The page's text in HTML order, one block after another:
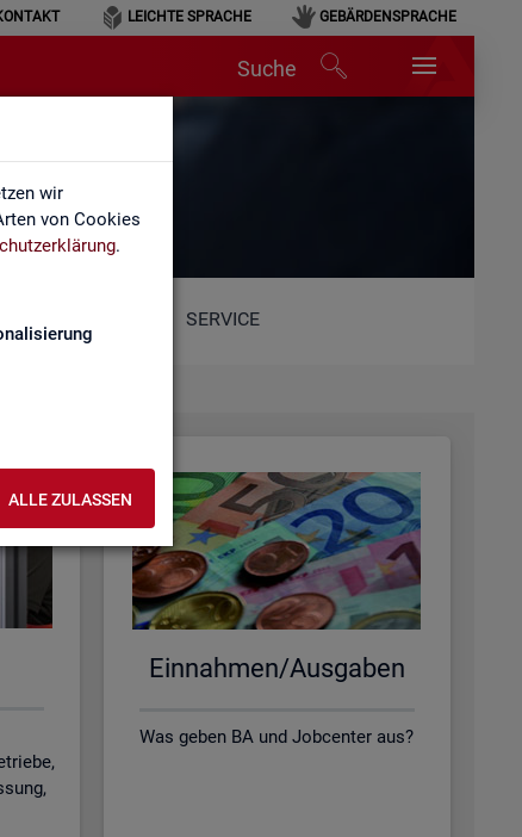
wir
von Cookies
.
ALLE ZULASSEN
LEICHTE SPRACHE GEBÄRDENSPRACHE
Suche
SERVICE
Ein­nah­men/Aus­ga­ben
Was geben BA und Jobcenter aus?